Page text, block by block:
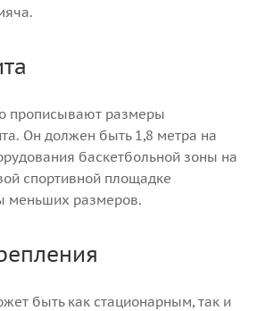
прописывают размеры
Он должен быть 1,8 метра на
баскетбольной зоны на
спортивной площадке
меньших размеров.
быть как стационарным, так и